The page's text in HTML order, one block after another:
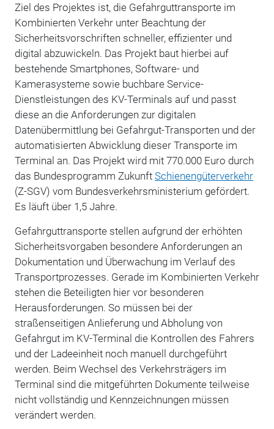
Ziel des Projektes ist, die Gefahrguttransporte im
Kombinierten Verkehr unter Beachtung der
Sicherheitsvorschriften schneller, effizienter und
digital abzuwickeln. Das Projekt baut hierbei auf
bestehende Smartphones, Software- und
Kamerasysteme sowie buchbare Service-
Dienstleistungen des KV-Terminals auf und passt
diese an die Anforderungen zur digitalen
Datenübermittlung bei Gefahrgut-Transporten und der
automatisierten Abwicklung dieser Transporte im
Terminal an. Das Projekt wird mit 770.000 Euro durch
das Bundesprogramm Zukunft Schienengüterverkehr
(Z-SGV) vom Bundesverkehrsministerium gefördert.
Es läuft über 1,5 Jahre.
Gefahrguttransporte stellen aufgrund der erhöhten
Sicherheitsvorgaben besondere Anforderungen an
Dokumentation und Überwachung im Verlauf des
Transportprozesses. Gerade im Kombinierten Verkehr
stehen die Beteiligten hier vor besonderen
Herausforderungen. So müssen bei der
straßenseitigen Anlieferung und Abholung von
Gefahrgut im KV-Terminal die Kontrollen des Fahrers
und der Ladeeinheit noch manuell durchgeführt
werden. Beim Wechsel des Verkehrsträgers im
Terminal sind die mitgeführten Dokumente teilweise
nicht vollständig und Kennzeichnungen müssen
verändert werden.